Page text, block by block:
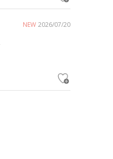
NEW 2026/07/20